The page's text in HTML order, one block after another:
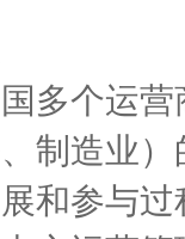
多个运
制造业
和参与